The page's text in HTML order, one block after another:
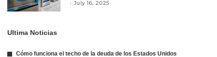
July 16, 2025
Ultima Noticias
Cómo funciona el techo de la deuda de los Estados Unidos